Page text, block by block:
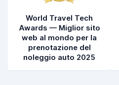
World Travel Tech
Awards — Miglior sito
web al mondo per la
prenotazione del
noleggio auto 2025